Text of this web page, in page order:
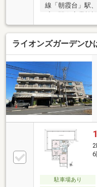
線「朝霞台」駅
徒歩3分
ライオンズガーデンひ
駐車場あり